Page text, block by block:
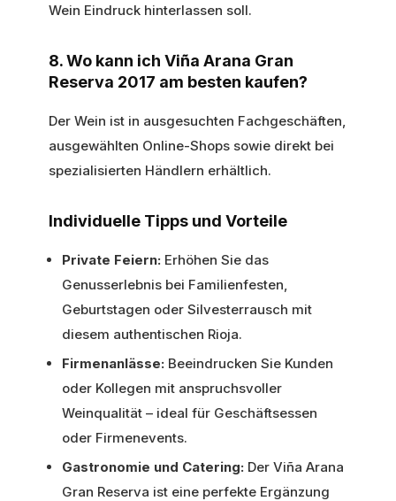
Wein Eindruck hinterlassen soll.
8. Wo kann ich Viña Arana Gran
Reserva 2017 am besten kaufen?
Der Wein ist in ausgesuchten Fachgeschäften,
ausgewählten Online-Shops sowie direkt bei
spezialisierten Händlern erhältlich.
Individuelle Tipps und Vorteile
Private Feiern: Erhöhen Sie das
Genusserlebnis bei Familienfesten,
Geburtstagen oder Silvesterrausch mit
diesem authentischen Rioja.
Firmenanlässe: Beeindrucken Sie Kunden
oder Kollegen mit anspruchsvoller
Weinqualität – ideal für Geschäftsessen
oder Firmenevents.
Gastronomie und Catering: Der Viña Arana
Gran Reserva ist eine perfekte Ergänzung